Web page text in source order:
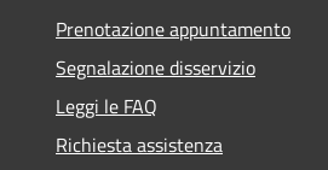
Prenotazione appuntamento
Segnalazione disservizio
Leggi le FAQ
Richiesta assistenza